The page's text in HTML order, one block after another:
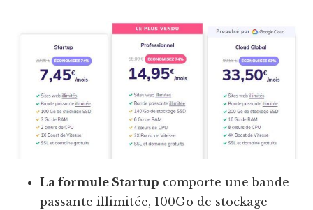
La formule Startup comporte une bande
passante illimitée, 100Go de stockage